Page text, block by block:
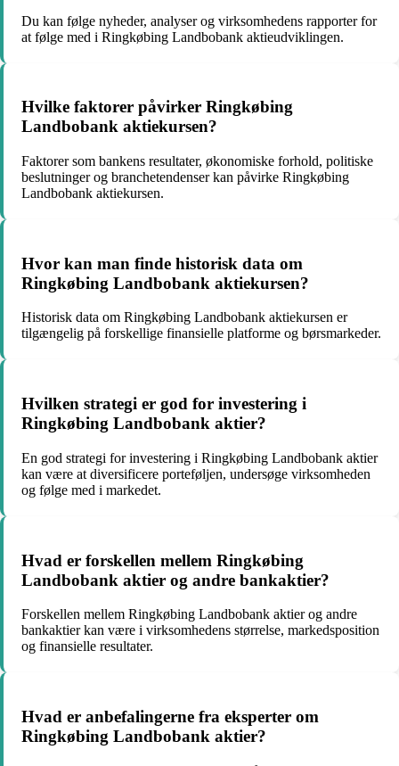
Du kan følge nyheder, analyser og virksomhedens rapporter for
at følge med i Ringkøbing Landbobank aktieudviklingen.
Hvilke faktorer påvirker Ringkøbing
Landbobank aktiekursen?
Faktorer som bankens resultater, økonomiske forhold, politiske
beslutninger og branchetendenser kan påvirke Ringkøbing
Landbobank aktiekursen.
Hvor kan man finde historisk data om
Ringkøbing Landbobank aktiekursen?
Historisk data om Ringkøbing Landbobank aktiekursen er
tilgængelig på forskellige finansielle platforme og børsmarkeder.
Hvilken strategi er god for investering i
Ringkøbing Landbobank aktier?
En god strategi for investering i Ringkøbing Landbobank aktier
kan være at diversificere porteføljen, undersøge virksomheden
og følge med i markedet.
Hvad er forskellen mellem Ringkøbing
Landbobank aktier og andre bankaktier?
Forskellen mellem Ringkøbing Landbobank aktier og andre
bankaktier kan være i virksomhedens størrelse, markedsposition
og finansielle resultater.
Hvad er anbefalingerne fra eksperter om
Ringkøbing Landbobank aktier?